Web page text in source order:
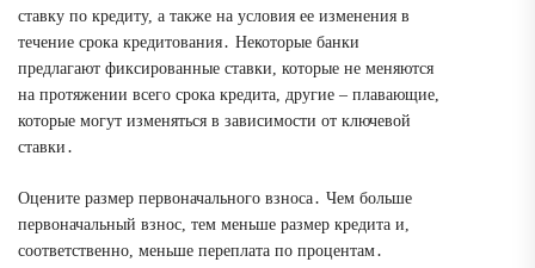
ставку по кредиту, а также на условия ее изменения в
течение срока кредитования․ Некоторые банки
предлагают фиксированные ставки, которые не меняются
на протяжении всего срока кредита, другие – плавающие,
которые могут изменяться в зависимости от ключевой
ставки․
Оцените размер первоначального взноса․ Чем больше
первоначальный взнос, тем меньше размер кредита и,
соответственно, меньше переплата по процентам․